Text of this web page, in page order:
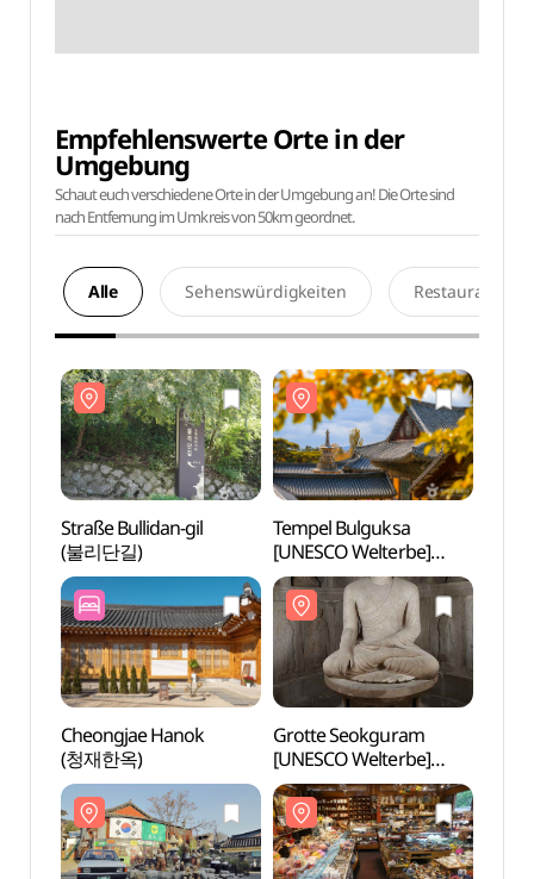
Empfehlenswerte Orte in der
Umgebung
Schaut euch verschiedene Orte in der Umgebung an! Die Orte sind
nach Entfernung im Umkreis von 50km geordnet.
Alle Sehenswürdigkeiten Restaurants
Straße Bullidan-gil
(불리단길)
Tempel Bulguksa
[UNESCO Welterbe]
(경주 불국사 [유네스코
세계유산])
Cheongjae Hanok
(청재한옥)
Grotte Seokguram
[UNESCO Welterbe]
(경주 석굴암 [유네스코
세계유산])